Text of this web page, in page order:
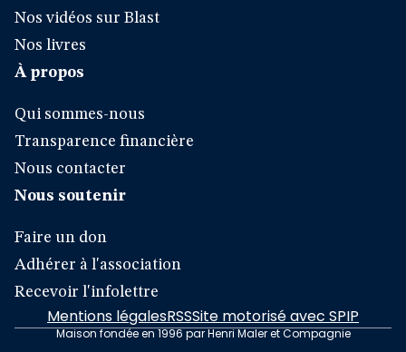
Nos vidéos sur Blast
Nos livres
À propos
Qui sommes-nous
Transparence financière
Nous contacter
Nous soutenir
Faire un don
Adhérer à l'association
Recevoir l'infolettre
Mentions légalesRSSSite motorisé avec SPIP
Maison fondée en 1996 par Henri Maler et Compagnie